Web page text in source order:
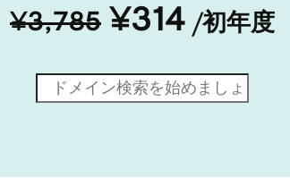
¥3,785 ¥314 /初年度